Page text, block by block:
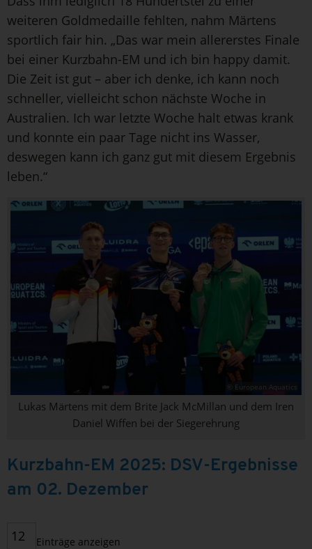
weiteren Goldmedaille fehlten, nahm Märtens
sportlich fair hin. „Das war mein allererstes Finale
bei einer Kurzbahn-EM und ich bin happy damit.
Die Zeit ist gut – aber ich denke, ich kann noch
schneller, vielleicht schon nächste Woche in
Australien. Ich war letzte Woche halt etwas krank
und konnte ein paar Tage nicht ins Wasser,
deswegen kann ich ganz gut mit diesem Ergebnis
leben.“
© European Aquatics
Lukas Märtens mit dem Brite Jack McMillan und dem Iren
Daniel Wiffen bei der Siegerehrung
Kurzbahn-EM 2025: DSV-Ergebnisse
am 02. Dezember
Einträge anzeigen